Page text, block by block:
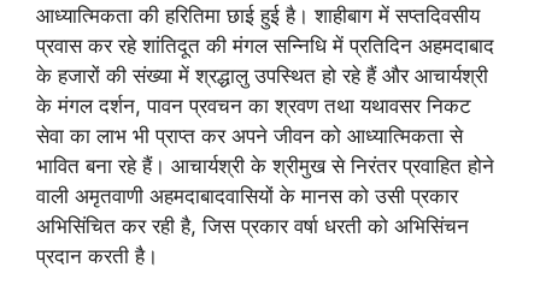
आध्यात्मिकता की हरितिमा छाई हुई है। शाहीबाग में सप्तदिवसीय
प्रवास कर रहे शांतिदूत की मंगल सन्निधि में प्रतिदिन अहमदाबाद
के हजारों की संख्या में श्रद्धालु उपस्थित हो रहे हैं और आचार्यश्री
के मंगल दर्शन, पावन प्रवचन का श्रवण तथा यथावसर निकट
सेवा का लाभ भी प्राप्त कर अपने जीवन को आध्यात्मिकता से
भावित बना रहे हैं। आचार्यश्री के श्रीमुख से निरंतर प्रवाहित होने
वाली अमृतवाणी अहमदाबादवासियों के मानस को उसी प्रकार
अभिसिंचित कर रही है, जिस प्रकार वर्षा धरती को अभिसिंचन
प्रदान करती है।